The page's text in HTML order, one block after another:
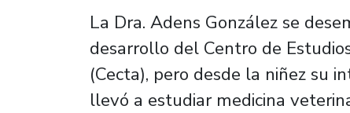
La Dra. Adens González se
desarrollo del Centro de
(Cecta), pero desde la niñez su
llevó a estudiar medicina